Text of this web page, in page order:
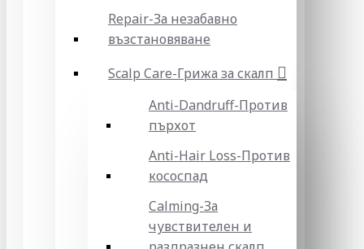
Repair-За незабавно
възстановяване
Scalp Care-Грижа за скалп
Anti-Dandruff-Против
пърхот
Anti-Hair Loss-Против
кососпад
Calming-За
чувствителен и